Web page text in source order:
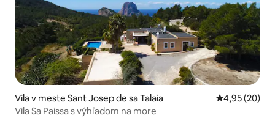
Vila v meste Sant Josep de sa Talaia Priemerné
4,95 (20)
Vila Sa Paissa s výhľadom na more